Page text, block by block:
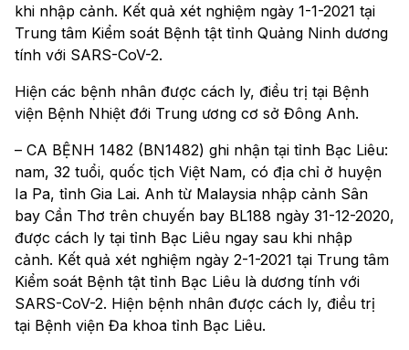
khi nhập cảnh. Kết quả xét nghiệm ngày 1-1-2021 tại
Trung tâm Kiểm soát Bệnh tật tỉnh Quảng Ninh dương
tính với SARS-CoV-2.
Hiện các bệnh nhân được cách ly, điều trị tại Bệnh
viện Bệnh Nhiệt đới Trung ương cơ sở Đông Anh.
– CA BỆNH 1482 (BN1482) ghi nhận tại tỉnh Bạc Liêu:
nam, 32 tuổi, quốc tịch Việt Nam, có địa chỉ ở huyện
Ia Pa, tỉnh Gia Lai. Anh từ Malaysia nhập cảnh Sân
bay Cần Thơ trên chuyến bay BL188 ngày 31-12-2020,
được cách ly tại tỉnh Bạc Liêu ngay sau khi nhập
cảnh. Kết quả xét nghiệm ngày 2-1-2021 tại Trung tâm
Kiểm soát Bệnh tật tỉnh Bạc Liêu là dương tính với
SARS-CoV-2. Hiện bệnh nhân được cách ly, điều trị
tại Bệnh viện Đa khoa tỉnh Bạc Liêu.